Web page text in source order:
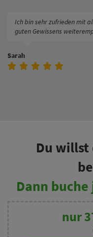
Ich bin sehr zufrieden mit
guten Gewissens
Sarah
Du willst
Dann
nur